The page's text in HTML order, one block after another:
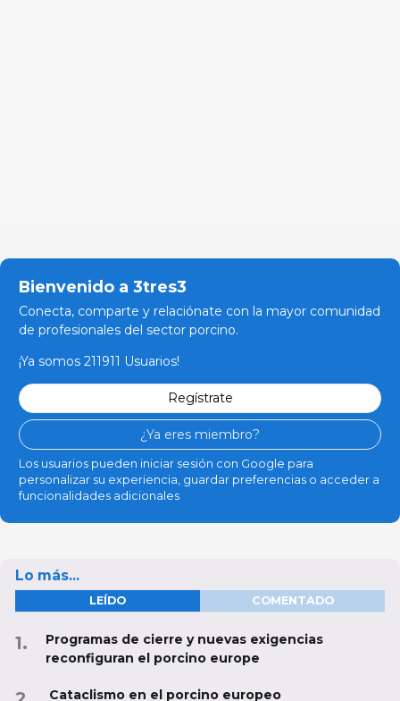
Bienvenido a 3tres3
Conecta, comparte y relaciónate con la mayor comunidad
de profesionales del sector porcino.
¡Ya somos 211911 Usuarios!
Regístrate
¿Ya eres miembro?
Los usuarios pueden iniciar sesión con Google para
personalizar su experiencia, guardar preferencias o acceder a
funcionalidades adicionales
Lo más...
LEÍDO COMENTADO
Programas de cierre y nuevas exigencias
reconfiguran el porcino europe
Cataclismo en el porcino europeo